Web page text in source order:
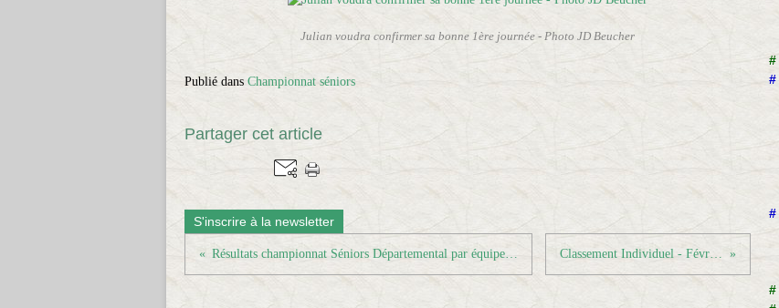
Julian voudra confirmer sa bonne 1ère journée - Photo JD Beucher
Publié dans Championnat séniors
Partager cet article
S'inscrire à la newsletter
Résultats championnat Séniors Départemental par équipes - Journée 2 Classement Individuel - Février 2018
#
#
​#
#